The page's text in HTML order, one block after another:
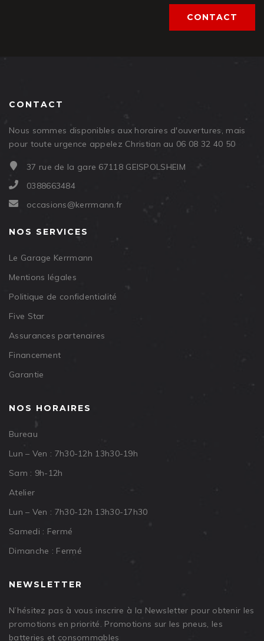
CONTACT
CONTACT
Nous sommes disponibles aux horaires d'ouvertures, mais
pour toute urgence appelez Christian au 06 08 32 40 50
37 rue de la gare 67118 GEISPOLSHEIM
0388663484
occasions@kerrmann.fr
NOS SERVICES
Le Garage Kerrmann
Mentions légales
Politique de confidentialité
Five Star
Assurances partenaires
Financement
Garantie
NOS HORAIRES
Bureau
Lun – Ven : 7h30-12h 13h30-19h
Sam : 9h-12h
Atelier
Lun – Ven : 7h30-12h 13h30-17h30
Samedi : Fermé
Dimanche : Fermé
NEWSLETTER
N’hésitez pas à vous inscrire à la Newsletter pour obtenir les
promotions en priorité. Promotions sur les pneus, les
batteries et consommables